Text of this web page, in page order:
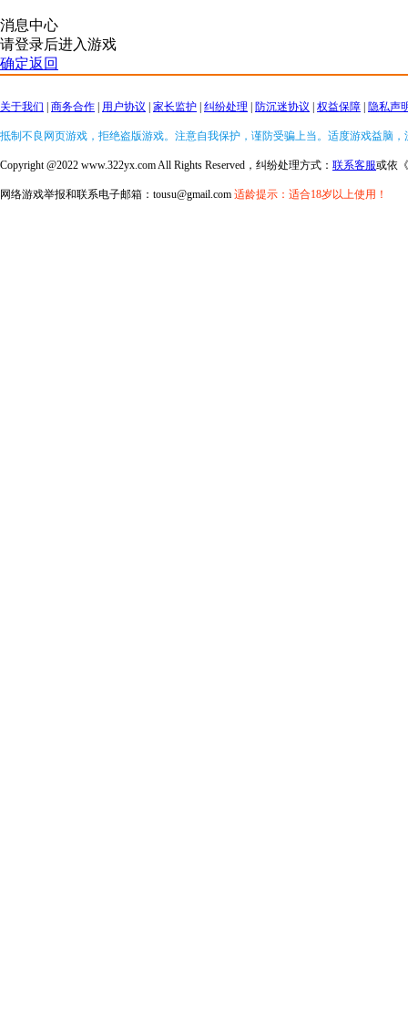
消息中心
请登录后进入游戏
确定返回
关于我们 商务合作 用户协议 家长监护 纠纷处理 防沉迷协议 权益保障 隐私声
抵制不良网页游戏，拒绝盗版游戏。注意自我保护，谨防受骗上当。适度游戏益脑
Copyright @2022 www.322yx.com All Rights Reserved，纠纷处理方式： 联系客服或依《
网络游戏举报和联系电子邮箱：tousu@gmail.com 适龄提示：适合18岁以上使用！